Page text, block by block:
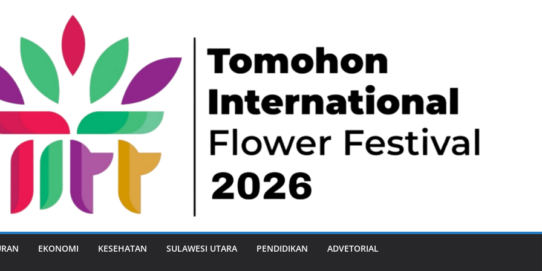
EKONOMI KESEHATAN SULAWESI UTARA PENDIDIKAN ADVETORIAL